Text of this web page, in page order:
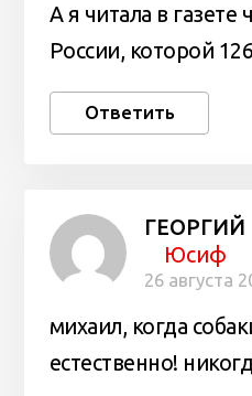
А я читала в
России, которой
Ответить
ГЕОРГИЙ
Юсиф
26 августа
михаил, когда
естественно!